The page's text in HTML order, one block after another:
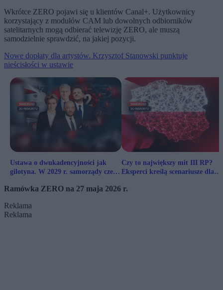
Wkrótce ZERO pojawi się u klientów Canal+. Użytkownicy
korzystający z modułów CAM lub dowolnych odbiorników
satelitarnych mogą odbierać telewizję ZERO, ale muszą
samodzielnie sprawdzić, na jakiej pozycji.
Nowe dopłaty dla artystów. Krzysztof Stanowski punktuje
nieścisłości w ustawie
Ustawa o dwukadencyjności jak
gilotyna. W 2029 r. samorządy czeka
Czy to największy mit III RP?
Eksperci kreślą scenariusze dla
Ramówka ZERO na 27 maja 2026 r.
Reklama
Reklama